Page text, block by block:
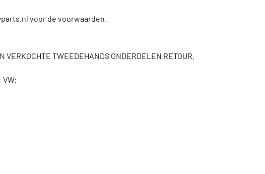
voor de voorwaarden.
VERKOCHTE TWEEDEHANDS ONDERDELEN RETOUR.
VW: